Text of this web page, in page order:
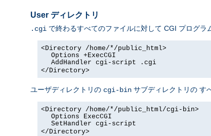
User ディレクトリ
.cgi で終わるすべてのファイルに対して CGI プログラ
<Directory /home/*/public_html>
Options +ExecCGI
AddHandler cgi-script .cgi
</Directory>
ユーザディレクトリの cgi-bin サブディレクトリの す
<Directory /home/*/public_html/cgi-bin>
Options ExecCGI
SetHandler cgi-script
</Directory>